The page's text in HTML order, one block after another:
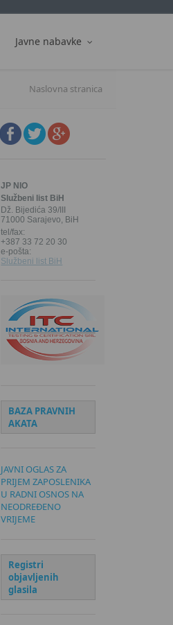
Javne nabavke
Naslovna stranica
JP NIO
Službeni list BiH
Dž. Bijedića 39/III
71000 Sarajevo, BiH
tel/fax:
+387 33 72 20 30
e-pošta:
Službeni list BiH
BAZA PRAVNIH
AKATA
JAVNI OGLAS ZA
PRIJEM ZAPOSLENIKA
U RADNI OSNOS NA
NEODREĐENO
VRIJEME
Registri
objavljenih
glasila